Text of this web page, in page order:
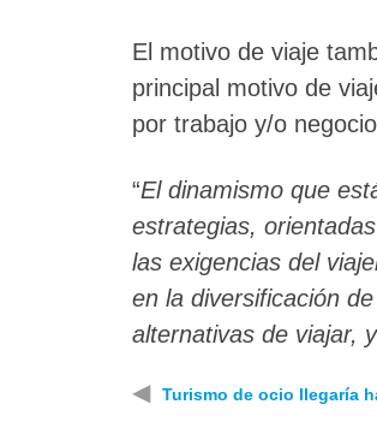
El motivo de viaje
principal motivo de
por trabajo y/o
“El dinamismo que
estrategias,
las exigencias del
en la diversificación
alternativas de viajar,
◀ Turismo de ocio llegaría